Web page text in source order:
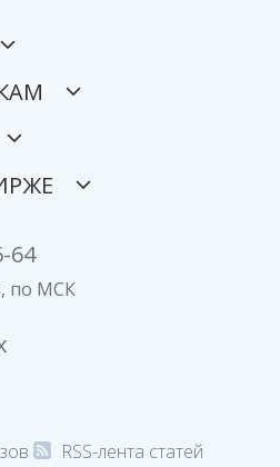
64
по МСК
RSS-лента статей